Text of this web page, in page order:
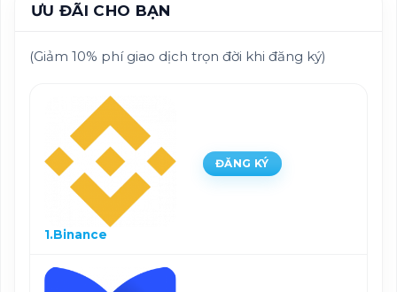
ƯU ĐÃI CHO BẠN
(Giảm 10% phí giao dịch trọn đời khi đăng ký)
1.Binance
ĐĂNG KÝ